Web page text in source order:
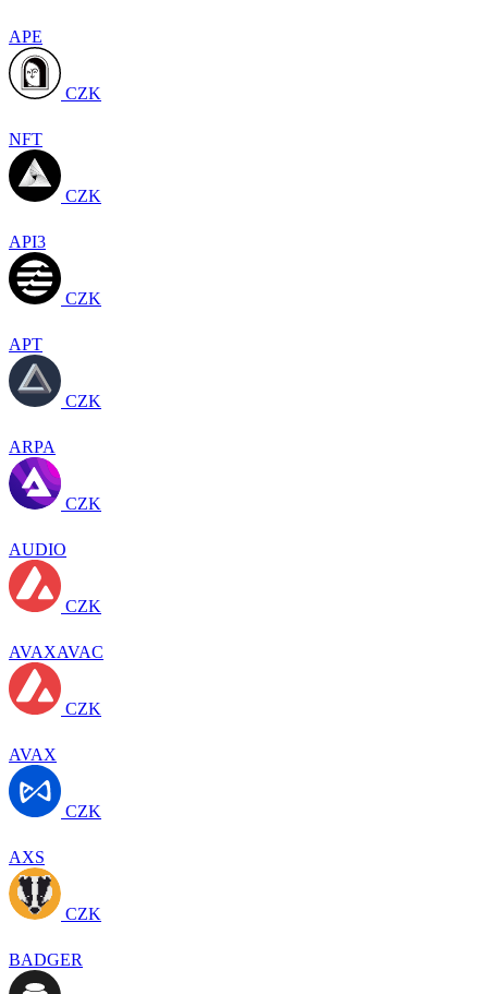
APE
CZK
NFT
CZK
API3
CZK
APT
CZK
ARPA
CZK
AUDIO
CZK
AVAXAVAC
CZK
AVAX
CZK
AXS
CZK
BADGER